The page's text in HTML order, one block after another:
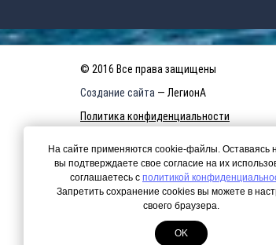
© 2016 Все права защищены
Создание сайта — ЛегионА
Политика конфиденциальности
КАРТА САЙТА
На сайте применяются cookie-файлы. Оставаясь
вы подтверждаете свое согласие на их
соглашаетесь с политикой
Запретить сохранение cookies вы можете в
своего браузера.
OK